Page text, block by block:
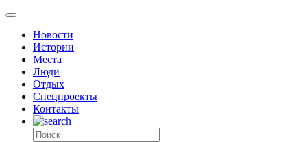
Новости
Истории
Места
Люди
Отдых
Спецпроекты
Контакты